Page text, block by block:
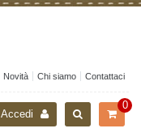
Novità Chi siamo Contattaci
0
Accedi